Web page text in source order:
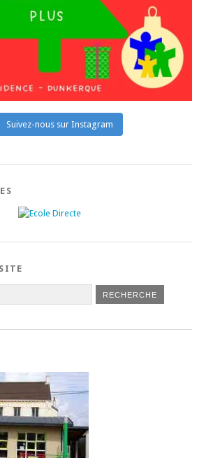
Suivez-nous sur Instagram